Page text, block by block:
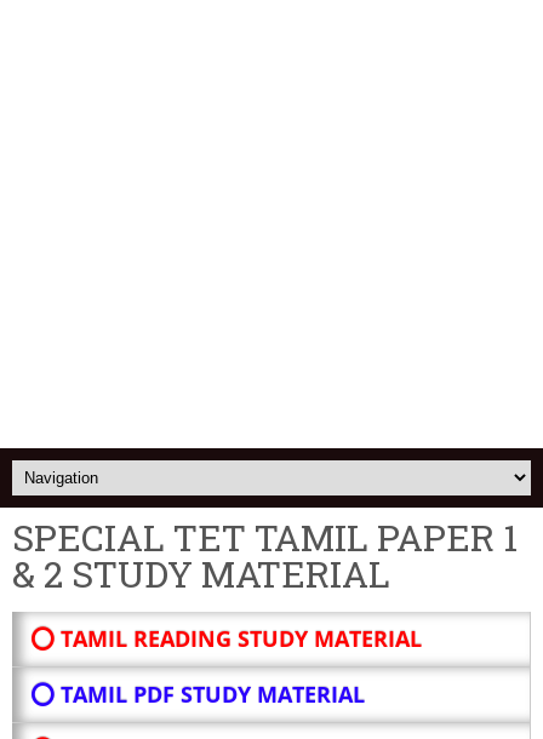
SPECIAL TET TAMIL PAPER 1
& 2 STUDY MATERIAL
⭕ TAMIL READING STUDY MATERIAL
⭕ TAMIL PDF STUDY MATERIAL